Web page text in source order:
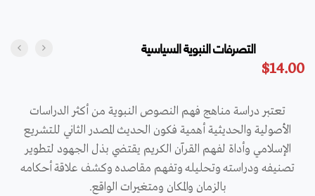
التصرفات النبوية السياسية
$14.00
تعتبر دراسة مناهج فهم النصوص النبوية من أكثر الدراسات
الأصولية والحديثية أهمية فكون الحديث المصدر الثاني للتشريع
الإسلامي وأداة لفهم القرآن الكريم يقتضي بذل الجهود لتطوير
تصنيفه ودراسته وتحليله وتفهم مقاصده وكشف علاقة أحكامه
بالزمان والمكان ومتغيرات الواقع.